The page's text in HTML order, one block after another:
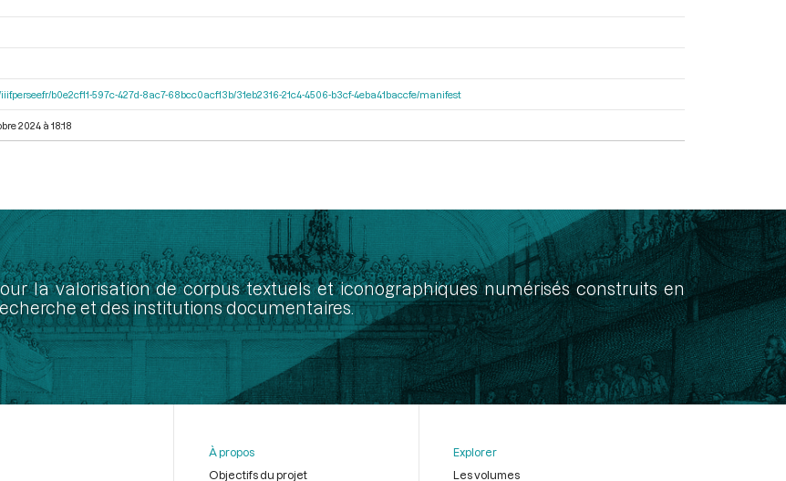
iiif.persee.fr/b0e2cf11-597c-427d-8ac7-68bcc0acf13b/31eb2316-21c4-4506-b3cf-4eba41baccfe/manifest
2024 à 18:18
la valorisation de corpus textuels et iconographiques numérisés construits en
et des institutions documentaires.
À propos
Objectifs du projet
Explorer
Les volumes